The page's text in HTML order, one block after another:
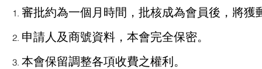
審批約為一個月時間，批核成為會員後，將
申請人及商號資料，本會完全保密。
本會保留調整各項收費之權利。